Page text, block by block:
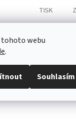
tohoto webu
.
Souhlasím
TISK